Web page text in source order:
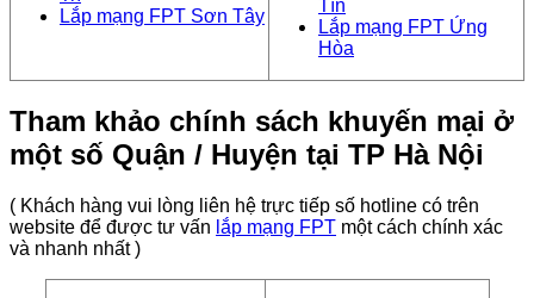
Lắp mạng FPT Sơn Tây
Tín
Lắp mạng FPT Ứng
Hòa
Tham khảo chính sách khuyến mại ở
một số Quận / Huyện tại TP Hà Nội
( Khách hàng vui lòng liên hệ trực tiếp số hotline có trên
website để được tư vấn lắp mạng FPT một cách chính xác
và nhanh nhất )